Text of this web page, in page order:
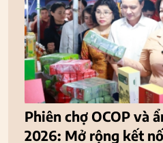
Phiên chợ OCOP và
2026: Mở rộng kết